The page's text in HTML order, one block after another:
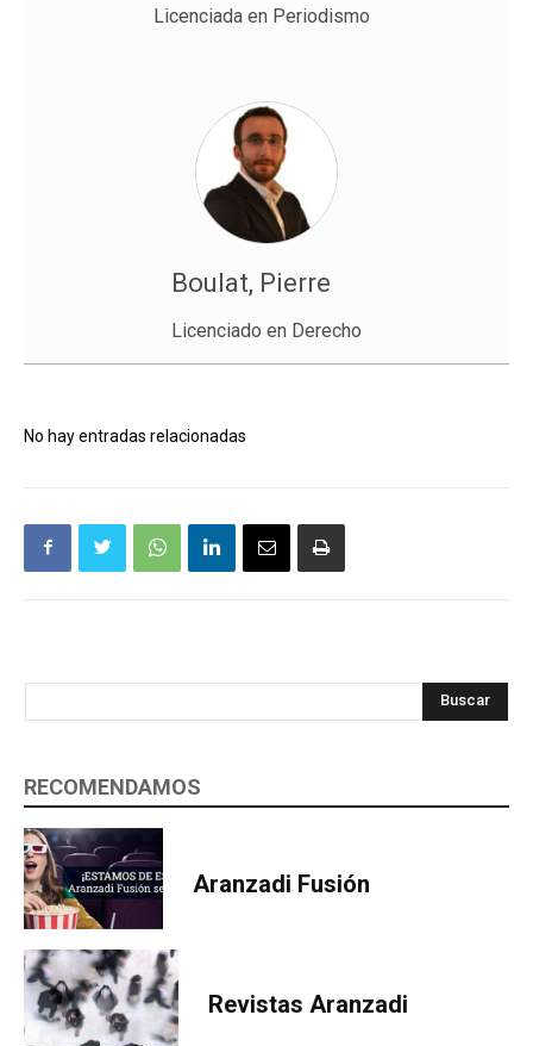
Licenciada en Periodismo
Boulat, Pierre
Licenciado en Derecho
No hay entradas relacionadas
Buscar
RECOMENDAMOS
Aranzadi Fusión
Revistas Aranzadi